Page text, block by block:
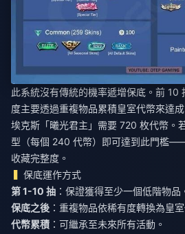
此系統沒有傳統的機率遞增保底。前 10
度主要透過重複物品累積皇室代幣來達成
埃克斯「曦光君主」需要 720 枚代幣。
型（每個 240 代幣）即可達到此門檻
收藏完整度。
保底運作方式
第 1-10 抽 ：保證獲得至少一個低階物品
保底之後 ：重複物品依稀有度轉換為皇室
代幣累積 ：可繼承至未來所有活動。